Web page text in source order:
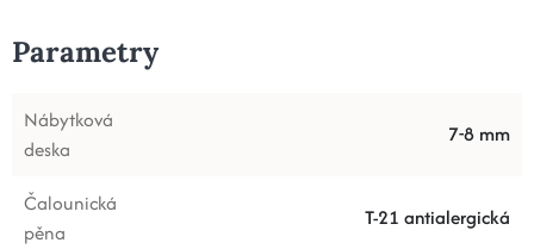
Parametry
Nábytková
deska
7-8 mm
Čalounická
pěna
T-21 antialergická